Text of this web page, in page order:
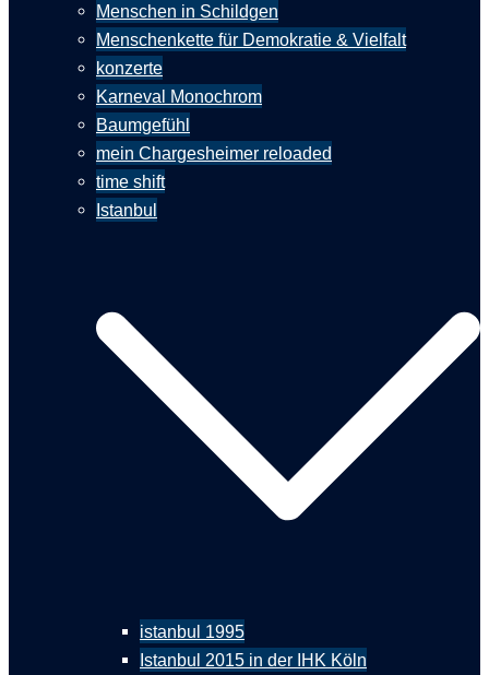
Menschen in Schildgen
Menschenkette für Demokratie & Vielfalt
konzerte
Karneval Monochrom
Baumgefühl
mein Chargesheimer reloaded
time shift
Istanbul
istanbul 1995
Istanbul 2015 in der IHK Köln